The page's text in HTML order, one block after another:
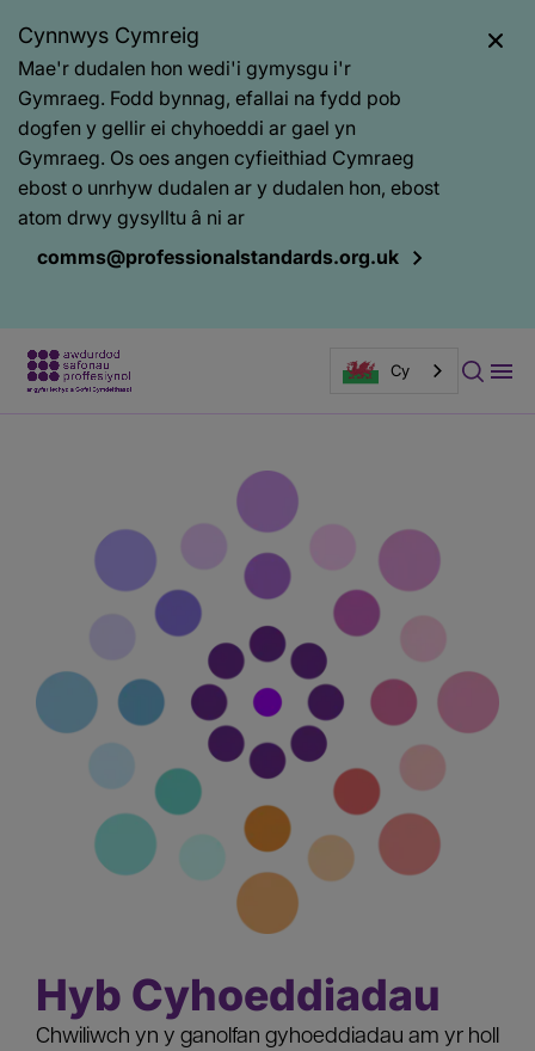
Cynnwys Cymreig
Mae'r dudalen hon wedi'i gymysgu i'r
Gymraeg. Fodd bynnag, efallai na fydd pob
dogfen y gellir ei chyhoeddi ar gael yn
Gymraeg. Os oes angen cyfieithiad Cymraeg
ebost o unrhyw dudalen ar y dudalen hon, ebost
atom drwy gysylltu â ni ar
comms@professionalstandards.org.uk
Cy
Hyb Cyhoeddiadau
Chwiliwch yn y ganolfan gyhoeddiadau am yr holl